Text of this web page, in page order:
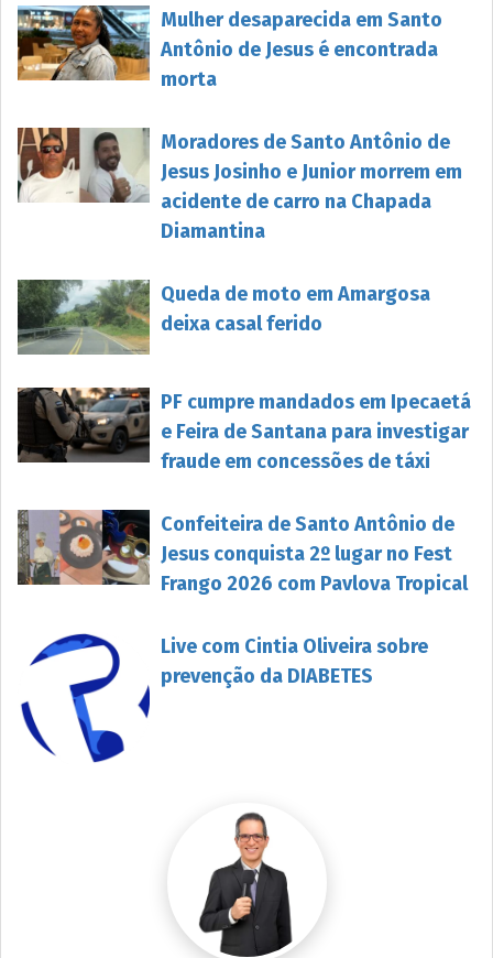
Mulher desaparecida em Santo
Antônio de Jesus é encontrada
morta
Moradores de Santo Antônio de
Jesus Josinho e Junior morrem em
acidente de carro na Chapada
Diamantina
Queda de moto em Amargosa
deixa casal ferido
PF cumpre mandados em Ipecaetá
e Feira de Santana para investigar
fraude em concessões de táxi
Confeiteira de Santo Antônio de
Jesus conquista 2º lugar no Fest
Frango 2026 com Pavlova Tropical
Live com Cintia Oliveira sobre
prevenção da DIABETES